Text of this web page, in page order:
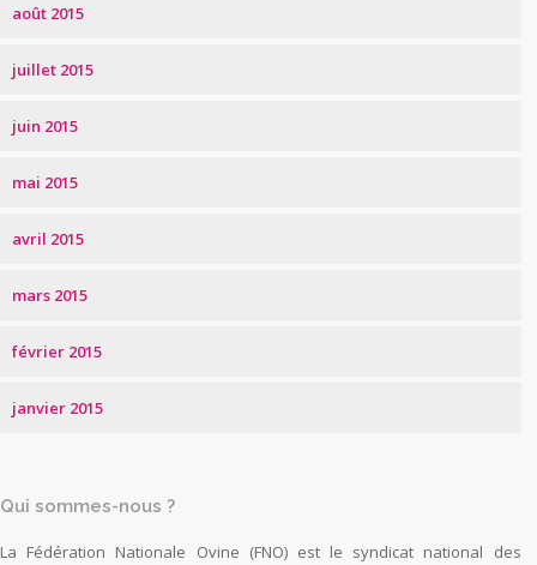
août 2015
juillet 2015
juin 2015
mai 2015
avril 2015
mars 2015
février 2015
janvier 2015
Qui sommes-nous ?
La Fédération Nationale Ovine (FNO) est le syndicat national des